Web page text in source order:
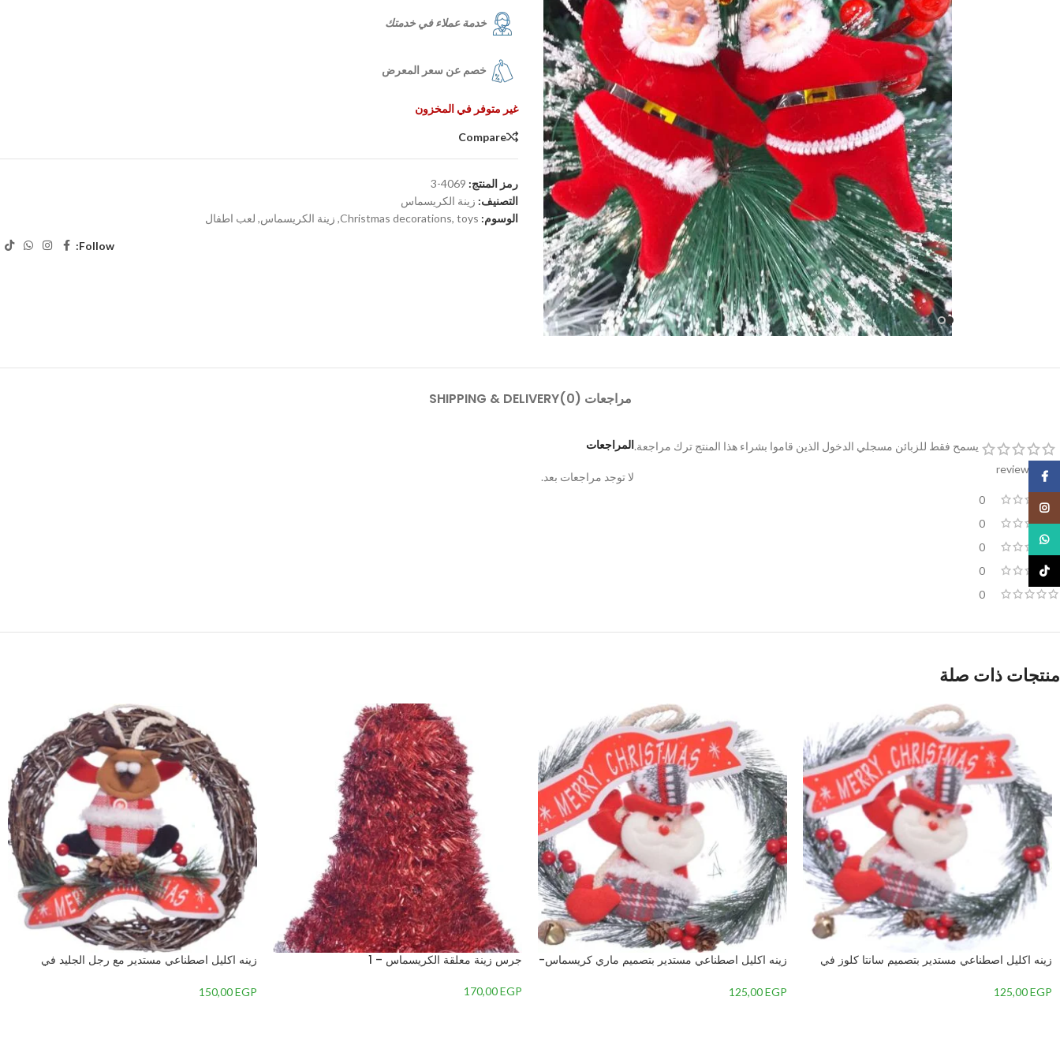
خدمة عملاء في خدمتك
خصم عن سعر المعرض
غير متوفر في المخزون
Compare
رمز المنتج: 4069-3
التصنيف: زينة الكريسماس
الوسوم:
Christmas decorations, toys
, زينة الكريسماس, لعب اطفال
Follow:
مراجعات (0) SHIPPING & DELIVERY
0
0
0
0
0
المراجعات
لا توجد مراجعات بعد.
يسمح فقط للزبائن مسجلي الدخول الذين قاموا بشراء هذا المنتج ترك مراجعة.
منتجات ذات صلة
زينه اكليل اصطناعي مستدير بتصميم سانتا كلوز في
125,00EGP
زينه اكليل اصطناعي مستدير بتصميم ماري كريسماس-
125,00EGP
جرس زينة معلقة الكريسماس – 1
170,00EGP
زينه اكليل اصطناعي مستدير مع رجل الجليد في
150,00EGP
Facebook
Instagram
WhatsApp
TikTok